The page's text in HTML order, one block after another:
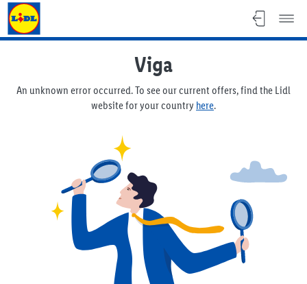
Lidl Flyer
Viga
An unknown error occurred. To see our current offers, find the Lidl
website for your country here.